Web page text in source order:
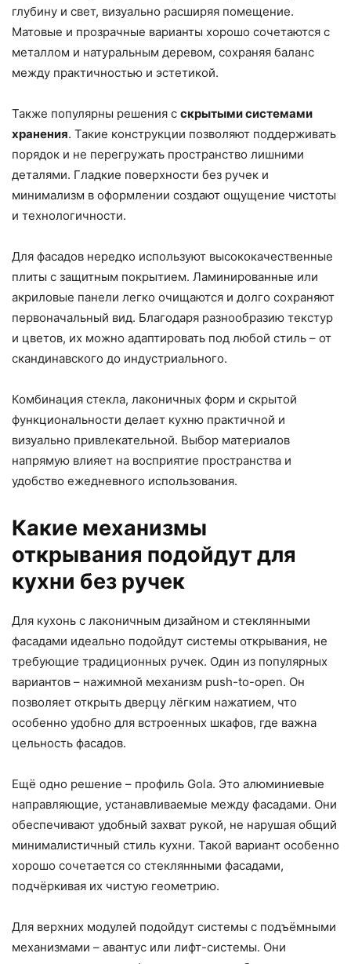
глубину и свет, визуально расширяя помещение.
Матовые и прозрачные варианты хорошо сочетаются с
металлом и натуральным деревом, сохраняя баланс
между практичностью и эстетикой.
Также популярны решения с скрытыми системами
хранения. Такие конструкции позволяют поддерживать
порядок и не перегружать пространство лишними
деталями. Гладкие поверхности без ручек и
минимализм в оформлении создают ощущение чистоты
и технологичности.
Для фасадов нередко используют высококачественные
плиты с защитным покрытием. Ламинированные или
акриловые панели легко очищаются и долго сохраняют
первоначальный вид. Благодаря разнообразию текстур
и цветов, их можно адаптировать под любой стиль – от
скандинавского до индустриального.
Комбинация стекла, лаконичных форм и скрытой
функциональности делает кухню практичной и
визуально привлекательной. Выбор материалов
напрямую влияет на восприятие пространства и
удобство ежедневного использования.
Какие механизмы
открывания подойдут для
кухни без ручек
Для кухонь с лаконичным дизайном и стеклянными
фасадами идеально подойдут системы открывания, не
требующие традиционных ручек. Один из популярных
вариантов – нажимной механизм push-to-open. Он
позволяет открыть дверцу лёгким нажатием, что
особенно удобно для встроенных шкафов, где важна
цельность фасадов.
Ещё одно решение – профиль Gola. Это алюминиевые
направляющие, устанавливаемые между фасадами. Они
обеспечивают удобный захват рукой, не нарушая общий
минималистичный стиль кухни. Такой вариант особенно
хорошо сочетается со стеклянными фасадами,
подчёркивая их чистую геометрию.
Для верхних модулей подойдут системы с подъёмными
механизмами – авантус или лифт-системы. Они